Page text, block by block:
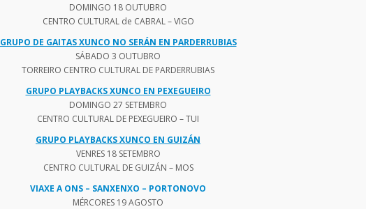
DOMINGO 18 OUTUBRO
CENTRO CULTURAL de CABRAL – VIGO
GRUPO DE GAITAS XUNCO NO SERÁN EN PARDERRUBIAS
SÁBADO 3 OUTUBRO
TORREIRO CENTRO CULTURAL DE PARDERRUBIAS
GRUPO PLAYBACKS XUNCO EN PEXEGUEIRO
DOMINGO 27 SETEMBRO
CENTRO CULTURAL DE PEXEGUEIRO – TUI
GRUPO PLAYBACKS XUNCO EN GUIZÁN
VENRES 18 SETEMBRO
CENTRO CULTURAL DE GUIZÁN – MOS
VIAXE A ONS – SANXENXO – PORTONOVO
MÉRCORES 19 AGOSTO